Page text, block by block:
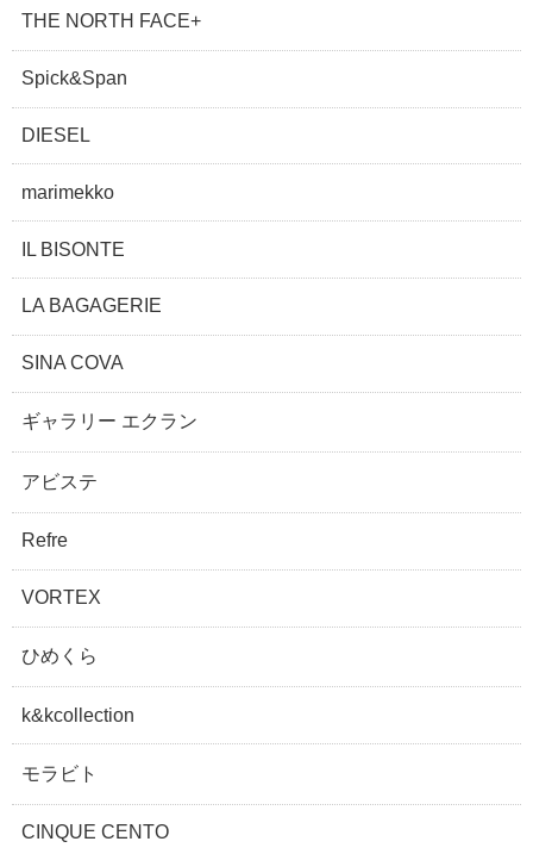
THE NORTH FACE+
Spick&Span
DIESEL
marimekko
IL BISONTE
LA BAGAGERIE
SINA COVA
ギャラリー エクラン
アビステ
Refre
VORTEX
ひめくら
k&kcollection
モラビト
CINQUE CENTO